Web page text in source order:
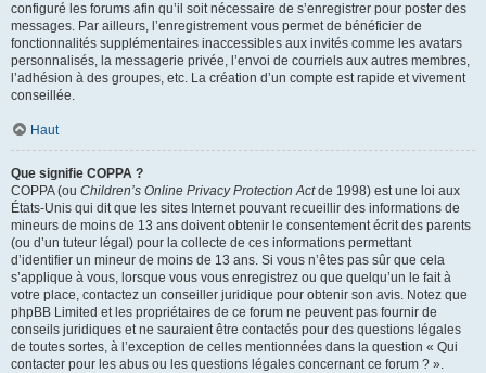
configuré les forums afin qu’il soit nécessaire de s’enregistrer pour poster des
messages. Par ailleurs, l’enregistrement vous permet de bénéficier de
fonctionnalités supplémentaires inaccessibles aux invités comme les avatars
personnalisés, la messagerie privée, l’envoi de courriels aux autres membres,
l’adhésion à des groupes, etc. La création d’un compte est rapide et vivement
conseillée.
Haut
Que signifie COPPA ?
COPPA (ou Children’s Online Privacy Protection Actde 1998) est une loi aux
États-Unis qui dit que les sites Internet pouvant recueillir des informations de
mineurs de moins de 13 ans doivent obtenir le consentement écrit des parents
(ou d’un tuteur légal) pour la collecte de ces informations permettant
d’identifier un mineur de moins de 13 ans. Si vous n’êtes pas sûr que cela
s’applique à vous, lorsque vous vous enregistrez ou que quelqu’un le fait à
votre place, contactez un conseiller juridique pour obtenir son avis. Notez que
phpBB Limited et les propriétaires de ce forum ne peuvent pas fournir de
conseils juridiques et ne sauraient être contactés pour des questions légales
de toutes sortes, à l’exception de celles mentionnées dans la question « Qui
contacter pour les abus ou les questions légales concernant ce forum ? ».